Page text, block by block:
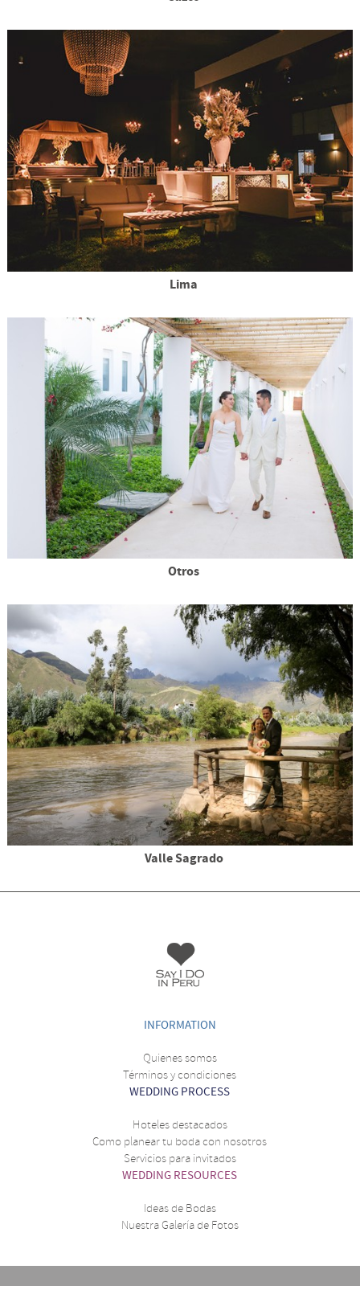
Lima
Otros
Valle Sagrado
INFORMATION
Quienes somos
Términos y condiciones
WEDDING PROCESS
Hoteles destacados
Como planear tu boda con nosotros
Servicios para invitados
WEDDING RESOURCES
Ideas de Bodas
Nuestra Galería de Fotos